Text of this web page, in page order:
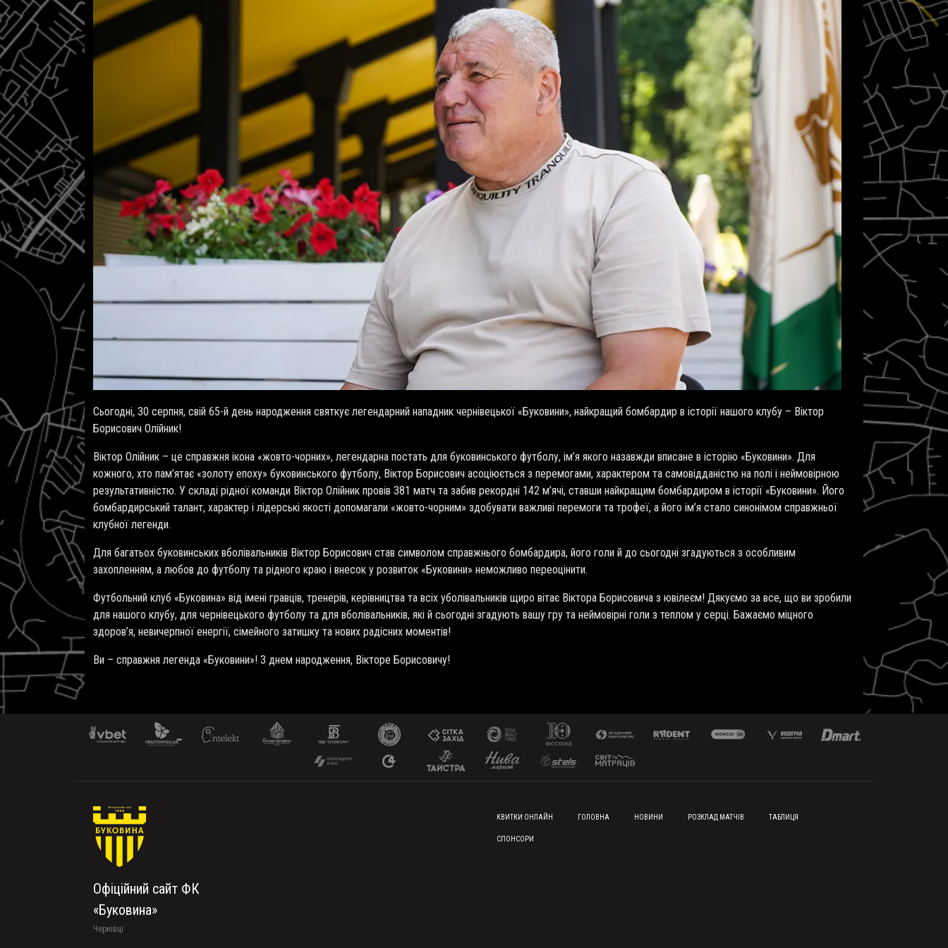
Сьогодні, 30 серпня, свій 65-й день народження святкує легендарний нападник чернівецької «Буковини», найкращий бомбардир в історії нашого клубу – Віктор
Борисович Олійник!
Віктор Олійник – це справжня ікона «жовто-чорних», легендарна постать для буковинського футболу, ім’я якого назавжди вписане в історію «Буковини». Для
кожного, хто пам’ятає «золоту епоху» буковинського футболу, Віктор Борисович асоціюється з перемогами, характером та самовідданістю на полі і неймовірною
результативністю. У складі рідної команди Віктор Олійник провів 381 матч та забив рекордні 142 м’ячі, ставши найкращим бомбардиром в історії «Буковини». Його
бомбардирський талант, характер і лідерські якості допомагали «жовто-чорним» здобувати важливі перемоги та трофеї, а його ім’я стало синонімом справжньої
клубної легенди.
Для багатьох буковинських вболівальників Віктор Борисович став символом справжнього бомбардира, його голи й до сьогодні згадуються з особливим
захопленням, а любов до футболу та рідного краю і внесок у розвиток «Буковини» неможливо переоцінити.
Футбольний клуб «Буковина» від імені гравців, тренерів, керівництва та всіх уболівальників щиро вітає Віктора Борисовича з ювілеєм! Дякуємо за все, що ви зробили
для нашого клубу, для чернівецького футболу та для вболівальників, які й сьогодні згадують вашу гру та неймовірні голи з теплом у серці. Бажаємо міцного
здоров’я, невичерпної енергії, сімейного затишку та нових радісних моментів!
Ви – справжня легенда «Буковини»! З днем народження, Вікторе Борисовичу!
Офіційний сайт ФК
«Буковина»
Чернівці
FOOTER MENU
КВИТКИ ОНЛАЙН ГОЛОВНА НОВИНИ РОЗКЛАД МАТЧІВ ТАБЛИЦЯ
СПОНСОРИ